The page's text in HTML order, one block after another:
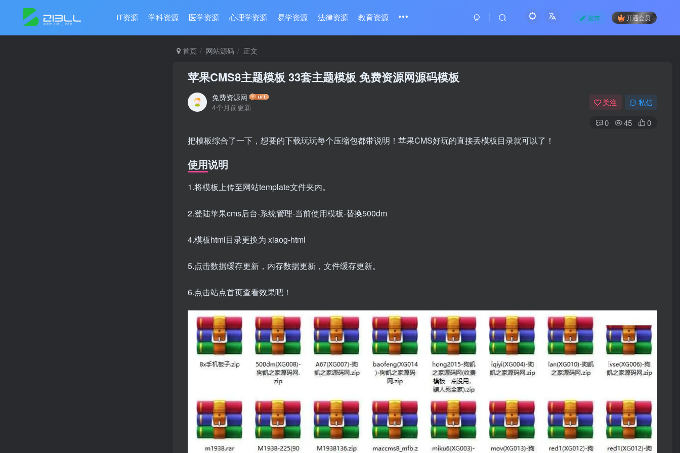
IT资源 学科资源 医学资源 心理学资源 易学资源 法律资源 教育资源 发布 开通会员
首页 网站源码 正文
苹果CMS8主题模板 33套主题模板 免费资源网源码模板
免费资源网
4个月前更新
关注 私信
0 45 0
把模板综合了一下，想要的下载玩玩每个压缩包都带说明！苹果CMS好玩的直接丢模板目录就可以了！
使用说明
1.将模板上传至网站template文件夹内。
2.登陆苹果cms后台-系统管理-当前使用模板-替换500dm
4.模板html目录更换为 xiaog-html
5.点击数据缓存更新，内存数据更新，文件缓存更新。
6.点击站点首页查看效果吧！